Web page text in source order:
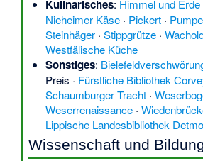
Kulinarisches: Himmel und Erde
Nieheimer Käse · Pickert ·
Steinhäger ·Stippgrütze ·
Westfälische Küche
Sonstiges:
Preis · Fürstliche Bibliothek
Schaumburger Tracht ·
Weserrenaissance ·
Lippische Landesbibliothek
Wissenschaft und